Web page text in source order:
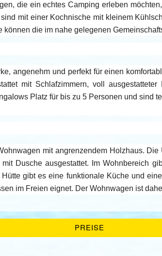
die ein echtes Camping erleben
mit einer Kochnische mit kleinem
können die im nahe gelegenen
angenehm und perfekt für einen
mit Schlafzimmern, voll
Platz für bis zu 5 Personen und sind
mit angrenzendem Holzhaus.
Dusche ausgestattet. Im Wohnbereich
gibt es eine funktionale Küche und
im Freien eignet. Der Wohnwagen ist
PREISE